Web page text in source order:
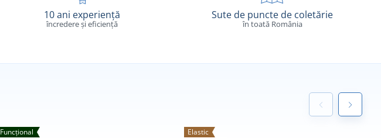
10 ani experiență
încredere și eficiență
Sute de puncte de coletărie
în toată România
Funcțional
Elastic